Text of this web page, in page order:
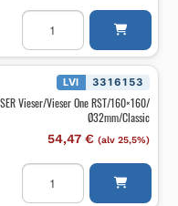
Lattiakaivon
kansi
VIESER
Vieser/Vieser
RST/160x160/Classic/
määrä
LVI 3316153
Vieser/Vieser One RST/160×160/
Ø32mm/Classic
54,47 € (alv 25,5%)
Lattiakaivon
kansi